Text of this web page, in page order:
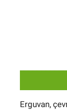
Erguvan,